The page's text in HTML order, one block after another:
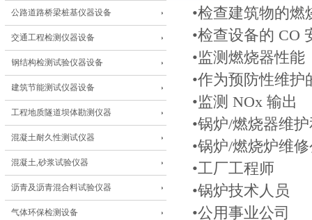
公路道路桥梁桩基仪器设备
交通工程检测仪器设备
钢结构检测试验仪器设备
建筑节能测试仪器设备
工程地质隧道坝体勘测仪器
混凝土耐久性测试仪器
混凝土,砂浆试验仪器
沥青及沥青混合料试验仪器
气体环保检测设备
•检查建筑物的燃
•检查设备的 CO
•监测燃烧器性能
•作为预防性维护
•监测 NOx 输出
•锅炉/燃烧器维
•锅炉/燃烧炉维
•工厂工程师
•锅炉技术人员
•公用事业公司